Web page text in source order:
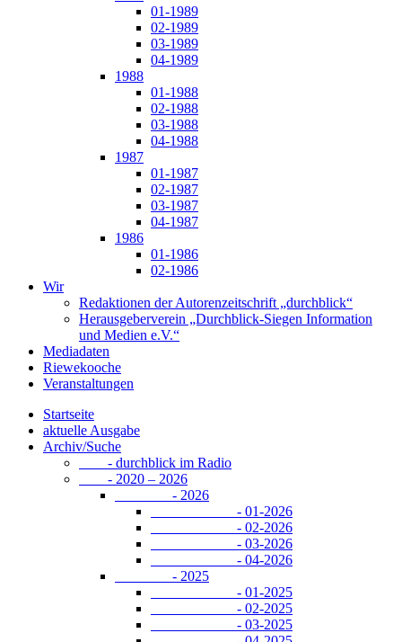
01-1989
02-1989
03-1989
04-1989
1988
01-1988
02-1988
03-1988
04-1988
1987
01-1987
02-1987
03-1987
04-1987
1986
01-1986
02-1986
Wir
Redaktionen der Autorenzeitschrift „durchblick“
Herausgeberverein „Durchblick-Siegen Information
und Medien e.V.“
Mediadaten
Riewekooche
Veranstaltungen
Startseite
aktuelle Ausgabe
Archiv/Suche
- durchblick im Radio
- 2020 – 2026
- 2026
- 01-2026
- 02-2026
- 03-2026
- 04-2026
- 2025
- 01-2025
- 02-2025
- 03-2025